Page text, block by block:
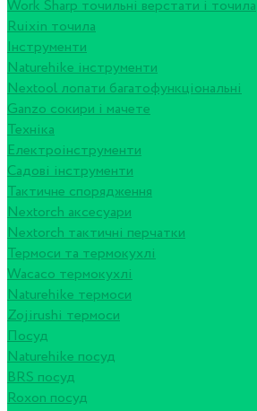
Work Sharp точильні верстати і точила
Ruixin точила
Інструменти
Naturehike інструменти
Nextool лопати багатофункціональні
Ganzo сокири і мачете
Техніка
Електроінструменти
Садові інструменти
Тактичне спорядження
Nextorch аксесуари
Nextorch тактичні перчатки
Термоси та термокухлі
Wacaco термокухлі
Naturehike термоси
Zojirushi термоси
Посуд
Naturehike посуд
BRS посуд
Roxon посуд